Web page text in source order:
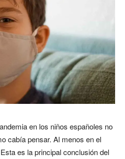
en los niños españoles no
cabía pensar. Al menos en el
es la principal conclusión del